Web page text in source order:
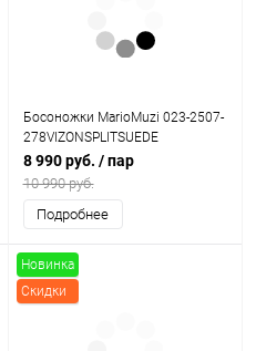
Босоножки MarioMuzi 023-2507-
278VIZONSPLITSUEDE
8 990 руб. / пар
10 990 руб.
Подробнее
Новинка
Скидки